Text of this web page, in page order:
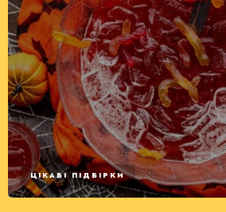
ЦІКАВІ ПІДБІРКИ